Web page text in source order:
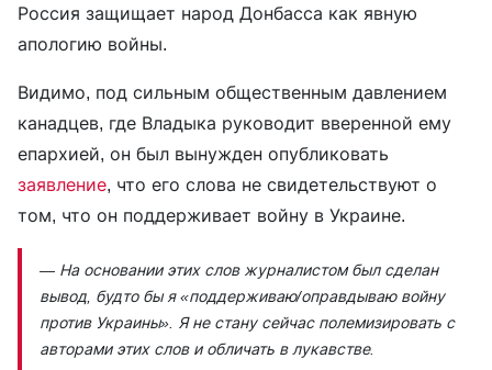
Россия защищает народ Донбасса как явную
апологию войны.
Видимо, под сильным общественным давлением
канадцев, где Владыка руководит вверенной ему
епархией, он был вынужден опубликовать
заявление, что его слова не свидетельствуют о
том, что он поддерживает войну в Украине.
— На основании этих слов журналистом был сделан
вывод, будто бы я «поддерживаю/оправдываю войну
против Украины». Я не стану сейчас полемизировать с
авторами этих слов и обличать в лукавстве.